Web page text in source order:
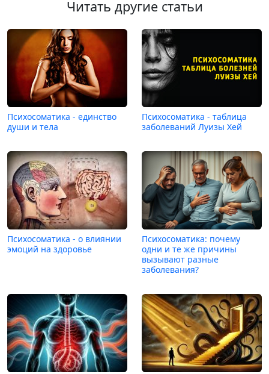
Читать другие статьи
Психосоматика - единство
души и тела
Психосоматика - таблица
заболеваний Луизы Хей
Психосоматика - о влиянии
эмоций на здоровье
Психосоматика: почему
одни и те же причины
вызывают разные
заболевания?